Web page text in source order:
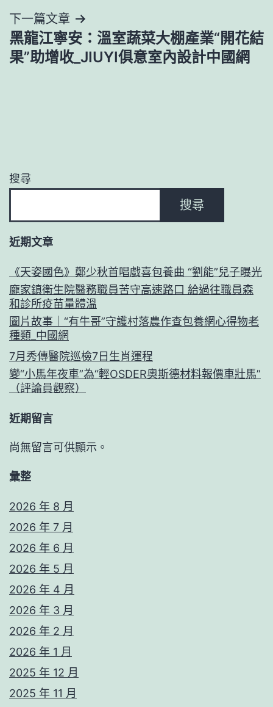
覽
下一篇文章
黑龍江寧安：溫室蔬菜大棚產業“開花結
果”助增收_JIUYI俱意室內設計中國網
搜尋
搜尋
近期文章
《天姿國色》鄭少秋首唱戲喜包養曲 “劉能”兒子曝光
龐家鎮衛生院醫務職員苦守高速路口 給過往職員森
和診所疫苗量體溫
圖片故事｜“有牛哥”守護村落農作查包養網心得物老
種類_中國網
7月秀傳醫院巡檢7日生肖運程
變“小馬年夜車”為“輕OSDER奧斯德材料報價車壯馬”
（評論員觀察）
近期留言
尚無留言可供顯示。
彙整
2026 年 8 月
2026 年 7 月
2026 年 6 月
2026 年 5 月
2026 年 4 月
2026 年 3 月
2026 年 2 月
2026 年 1 月
2025 年 12 月
2025 年 11 月